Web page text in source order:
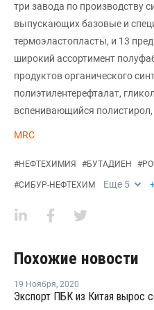
три завода по производству
выпускающих базовые и
термоэластопласты, и 13
широкий ассортимент
продуктов органического
полиэтилентерефталат,
вспенивающийся
MRC
#НЕФТЕХИМИЯ #БУТАДИЕН #
#СИБУР-НЕФТЕХИМ Еще 5
Похожие новости
19 Ноября, 2020
Экспорт ПБК из Китая вырос